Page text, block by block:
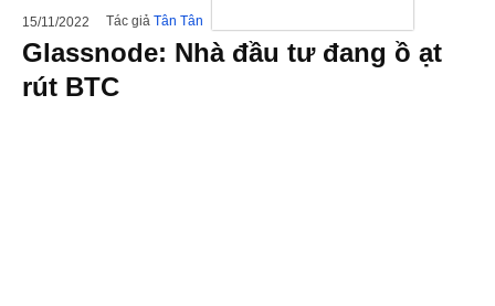
15/11/2022 Tác giả Tân Tân
Glassnode: Nhà đầu tư đang ồ ạt
rút BTC